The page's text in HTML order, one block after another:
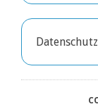
Datenschutz